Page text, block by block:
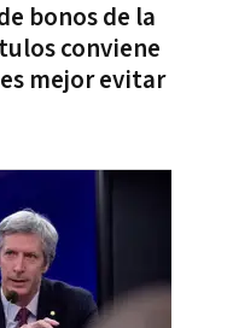
bonos de la
conviene
mejor evitar